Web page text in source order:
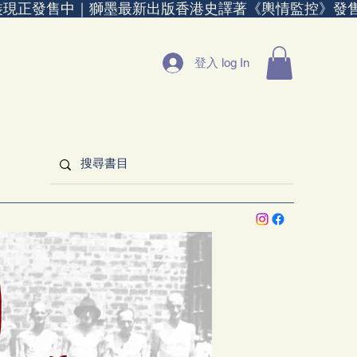
正發售中｜
登入 log In